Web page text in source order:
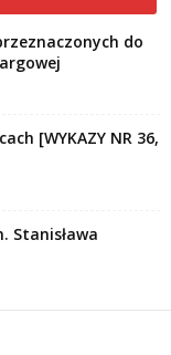
do
[WYKAZY NR 36,
Stanisława